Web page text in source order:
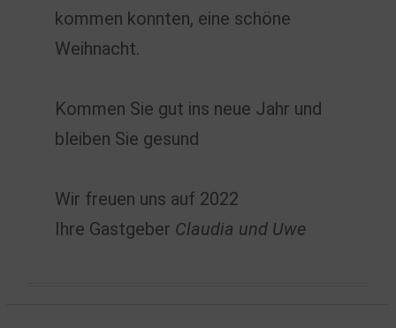
kommen konnten, eine schöne
Weihnacht.
Kommen Sie gut ins neue Jahr und
bleiben Sie gesund
Wir freuen uns auf 2022
Ihre Gastgeber Claudia und Uwe